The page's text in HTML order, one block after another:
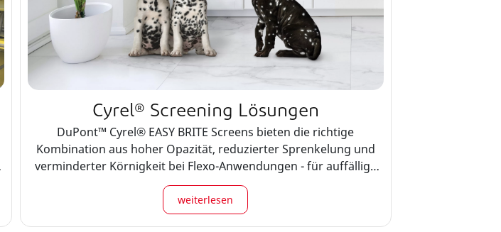
Cyrel® Screening Lösungen
DuPont™ Cyrel® EASY BRITE Screens bieten die richtige
Kombination aus hoher Opazität, reduzierter Sprenkelung und
verminderter Körnigkeit bei Flexo-Anwendungen - für auffällige
Weißtöne und präzise Schmuckfarbenreproduktion. Wenn es um
Qualität und Konsistenz geht, sind Cyrel® EASY BRITE Screens
eine Klasse für sich.
weiterlesen